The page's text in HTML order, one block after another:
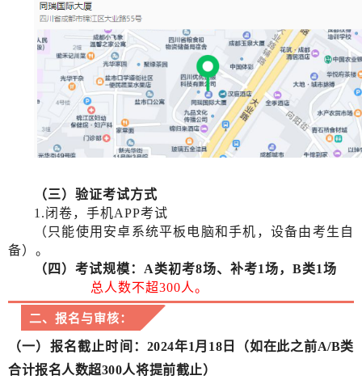
（三）验证考试方式
1.闭卷，手机APP考试
（只能使用安卓系统平板电脑和手机，设备由考生自
备）。
（四）考试规模：A类初考8场、补考1场，B类1场
总人数不超300人。
二、报名与审核：
（一）报名截止时间 ：2024年1月18日（如在此之前A/B类
合计报名人数超300人将提前截止）